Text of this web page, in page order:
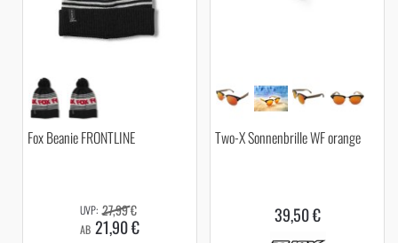
Fox Beanie FRONTLINE
AB 21,90 €
27,99 €
Two-X Sonnenbrille WF orange
39,50 €